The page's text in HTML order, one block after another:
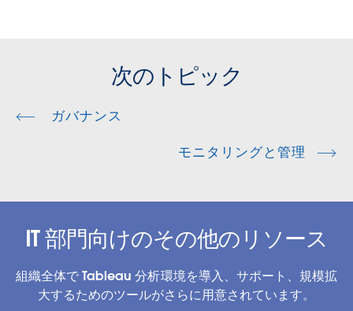
次のトピック
ガバナンス
モニタリングと管理
IT 部門向けのその他のリソース
組織全体で Tableau 分析環境を導入、サポート、規模拡
大するためのツールがさらに用意されています。